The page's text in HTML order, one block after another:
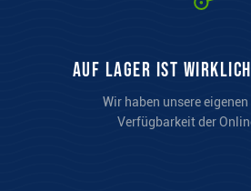
auf Lager ist
Wir haben unsere
Verfügbarkeit der